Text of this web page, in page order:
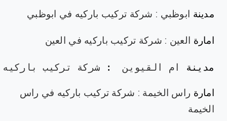
مدينة ابوظبي : شركة تركيب باركيه في ابوظبي
امارة العين : شركة تركيب باركيه في العين
مدينة ام القيوين : شركة تركيب
امارة راس الخيمة : شركة تركيب باركيه في راس
الخيمة